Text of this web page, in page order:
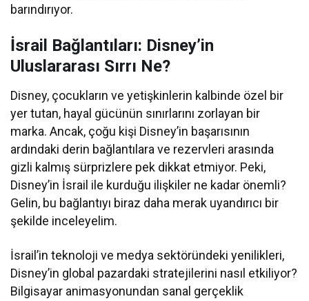
barındırıyor.
İsrail Bağlantıları: Disney’in
Uluslararası Sırrı Ne?
Disney, çocukların ve yetişkinlerin kalbinde özel bir
yer tutan, hayal gücünün sınırlarını zorlayan bir
marka. Ancak, çoğu kişi Disney’in başarısının
ardındaki derin bağlantılara ve rezervleri arasında
gizli kalmış sürprizlere pek dikkat etmiyor. Peki,
Disney’in İsrail ile kurduğu ilişkiler ne kadar önemli?
Gelin, bu bağlantıyı biraz daha merak uyandırıcı bir
şekilde inceleyelim.
İsrail’in teknoloji ve medya sektöründeki yenilikleri,
Disney’in global pazardaki stratejilerini nasıl etkiliyor?
Bilgisayar animasyonundan sanal gerçeklik